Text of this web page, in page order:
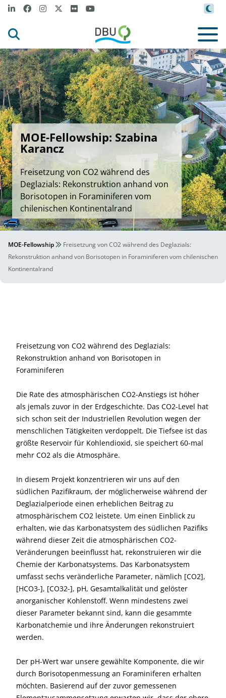
MOE-Fellowship: Szabina
Karancz
Freisetzung von CO2 während des
Deglazials: Rekonstruktion anhand von
Borisotopen in Foraminiferen vom
chilenischen Kontinentalrand
MOE-Fellowship
Freisetzung von CO2 während des Deglazials:
Rekonstruktion anhand von Borisotopen in Foraminiferen vom chilenischen
Kontinentalrand
Freisetzung von CO2 während des Deglazials:
Rekonstruktion anhand von Borisotopen in
Foraminiferen
Die Rate des atmosphärischen CO2-Anstiegs ist höher
als jemals zuvor in der Erdgeschichte. Das CO2-Level hat
sich schon seit der Industriellen Revolution wegen der
menschlichen Tätigkeiten verdoppelt. Die Tiefsee ist das
größte Reservoir für Kohlendioxid, sie speichert 60-mal
mehr CO2 als die Atmosphäre.
In diesem Projekt konzentrieren wir uns auf den
südlichen Pazifikraum, der möglicherweise während der
Deglazialperiode einen erheblichen Beitrag zu
atmosphärischem CO2 leistete. Um einen Einblick zu
erhalten, wie das Karbonatsystem des südlichen Pazifiks
während dieser Zeit die atmosphärischen CO2-
Veränderungen beeinflusst hat, rekonstruieren wir die
Chemie der Karbonatsystems. Das Karbonatsystem
umfasst sechs veränderliche Parameter, nämlich [CO2],
[HCO3-], [CO32-], pH, Gesamtalkalität und gelöster
anorganischer Kohlenstoff. Wenn mindestens zwei
dieser Parameter bekannt sind, kann die gesammte
Karbonatchemie und ihre Änderungen rekonstruiert
werden.
Der pH-Wert war unsere gewählte Komponente, die wir
durch Borisotopenmessung an Foraminiferen erhalten
möchten. Basierend auf der zuvor gemessenen